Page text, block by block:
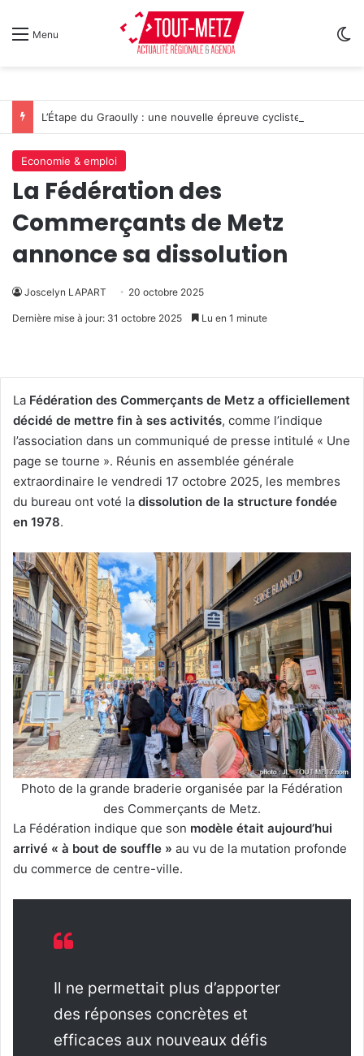
Menu
Economie & emploi
La Fédération des
Commerçants de Metz
annonce sa dissolution
Joscelyn LAPART 20 octobre 2025
Dernière mise à jour: 31 octobre 2025 Lu en 1 minute
La Fédération des Commerçants de Metz a officiellement
décidé de mettre fin à ses activités, comme l’indique
l’association dans un communiqué de presse intitulé « Une
page se tourne ». Réunis en assemblée générale
extraordinaire le vendredi 17 octobre 2025, les membres
du bureau ont voté la dissolution de la structure fondée
en 1978.
Photo de la grande braderie organisée par la Fédération
des Commerçants de Metz.
La Fédération indique que son modèle était aujourd’hui
arrivé « à bout de souffle » au vu de la mutation profonde
du commerce de centre-ville.
Il ne permettait plus d’apporter
des réponses concrètes et
efficaces aux nouveaux défis